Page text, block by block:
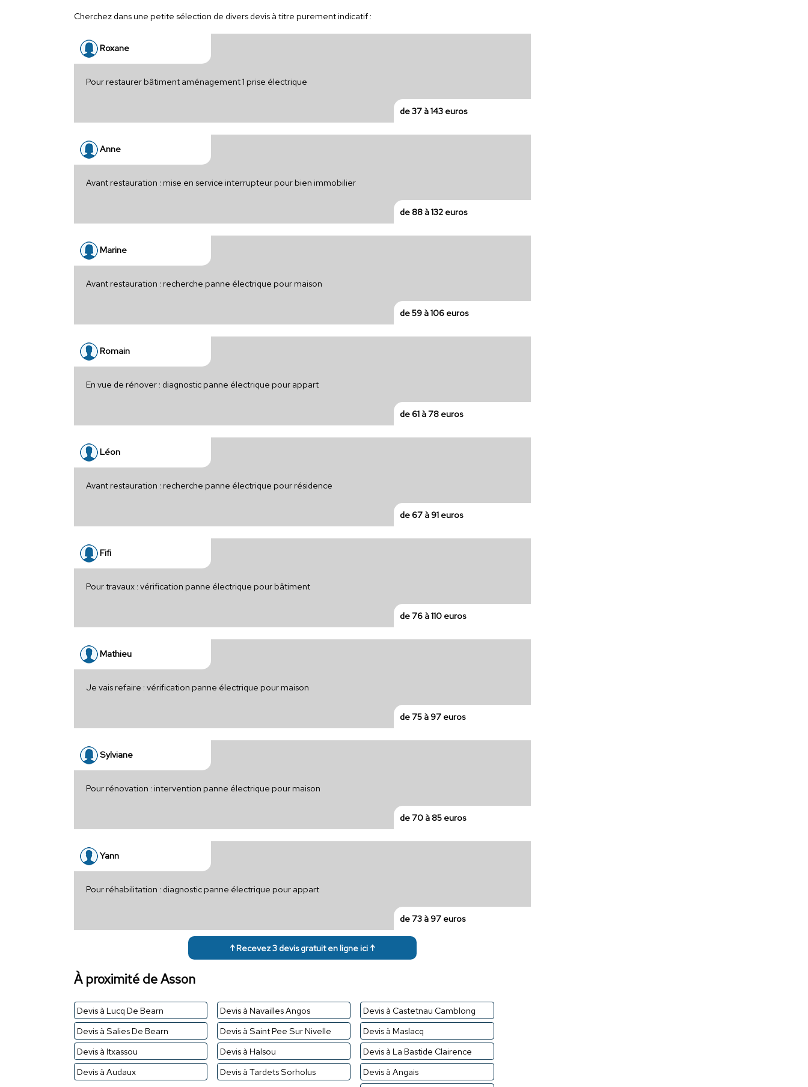
Cherchez dans une petite sélection de divers devis à titre purement indicatif :
Roxane
Pour restaurer bâtiment aménagement 1 prise électrique
de 37 à 143 euros
Anne
Avant restauration : mise en service interrupteur pour bien immobilier
de 88 à 132 euros
Marine
Avant restauration : recherche panne électrique pour maison
de 59 à 106 euros
Romain
En vue de rénover : diagnostic panne électrique pour appart
de 61 à 78 euros
Léon
Avant restauration : recherche panne électrique pour résidence
de 67 à 91 euros
Fifi
Pour travaux : vérification panne électrique pour bâtiment
de 76 à 110 euros
Mathieu
Je vais refaire : vérification panne électrique pour maison
de 75 à 97 euros
Sylviane
Pour rénovation : intervention panne électrique pour maison
de 70 à 85 euros
Yann
Pour réhabilitation : diagnostic panne électrique pour appart
de 73 à 97 euros
↑ Recevez 3 devis gratuit en ligne ici ↑
À proximité de Asson
Devis à Lucq De Bearn Devis à Navailles Angos
Devis à Castetnau Camblong
Devis à Salies De Bearn
Devis à Saint Pee Sur Nivelle
Devis à Maslacq
Devis à Itxassou
Devis à Halsou
Devis à La Bastide Clairence
Devis à Audaux
Devis à Tardets Sorholus
Devis à Angais